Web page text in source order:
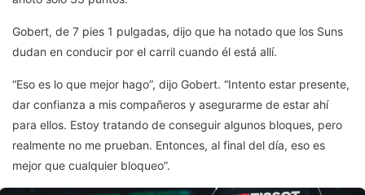
Gobert, de 7 pies 1 pulgadas, dijo que ha notado que los Suns
dudan en conducir por el carril cuando él está allí.
“Eso es lo que mejor hago”, dijo Gobert. “Intento estar presente,
dar confianza a mis compañeros y asegurarme de estar ahí
para ellos. Estoy tratando de conseguir algunos bloques, pero
realmente no me prueban. Entonces, al final del día, eso es
mejor que cualquier bloqueo”.